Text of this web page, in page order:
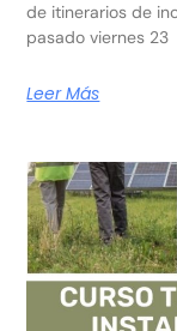
de itinerarios de
pasado viernes 23
Leer Más